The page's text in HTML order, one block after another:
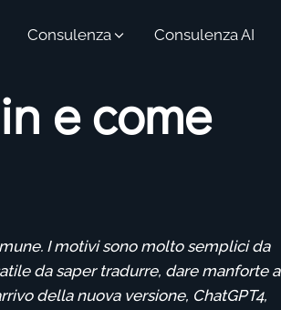
Consulenza Consulenza AI
e come
I motivi sono molto semplici da
da saper tradurre, dare manforte a
della nuova versione, ChatGPT4,